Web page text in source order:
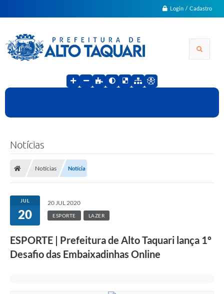
Login / Cadastro
Notícias
Notícias Notícia
JUL
20
20 JUL 2020
ESPORTE LAZER
ESPORTE | Prefeitura de Alto Taquari lança 1º
Desafio das Embaixadinhas Online